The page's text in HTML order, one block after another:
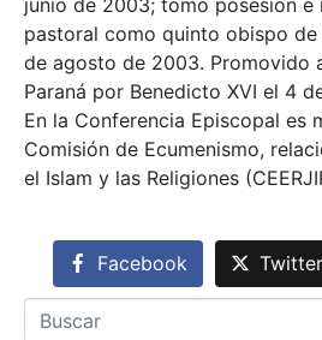
pastoral como quinto obispo de
de agosto de 2003. Promovido
Paraná por Benedicto XVI el 4
En la Conferencia Episcopal es
Comisión de Ecumenismo,
el Islam y las Religiones
Facebook Twitter